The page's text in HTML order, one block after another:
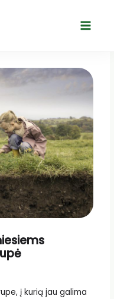
Main
į kurią jau galima